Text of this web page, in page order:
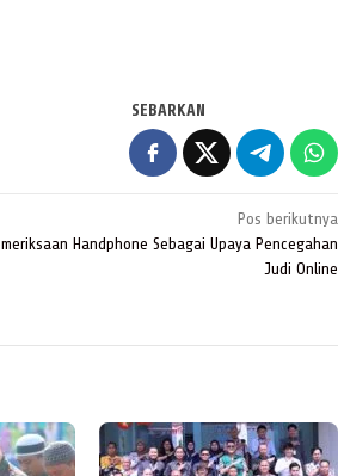
SEBARKAN
Pos berikutnya
Handphone Sebagai Upaya Pencegahan
Judi Online